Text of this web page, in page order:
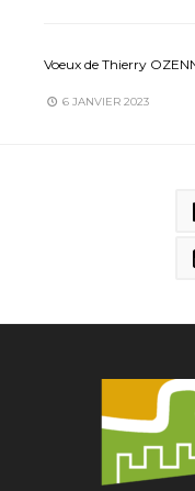
Voeux de Thierry
6 JANVIER 2023